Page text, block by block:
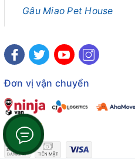
Gâu Miao Pet House
Đơn vị vận chuyển